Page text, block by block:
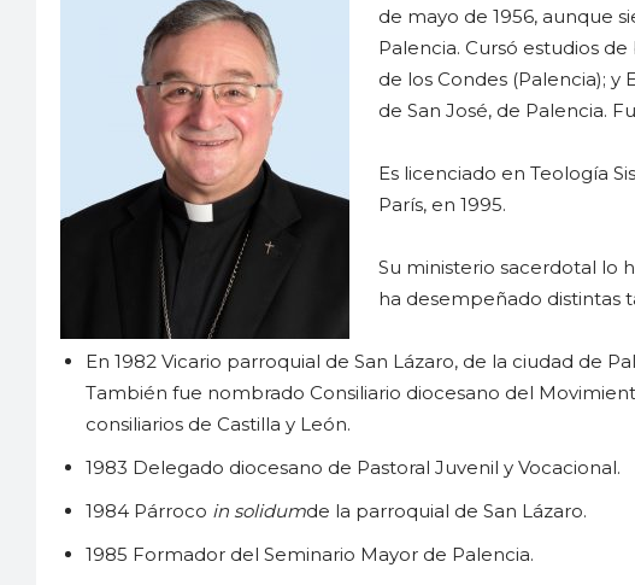
de mayo de 1956, aunque
Palencia. Cursó estudios
de los Condes (Palencia); y
de San José, de Palencia.
Es licenciado en Teología
París, en 1995.
Su ministerio sacerdotal lo
ha desempeñado distintas
En 1982 Vicario parroquial de San Lázaro, de la ciudad de
También fue nombrado Consiliario diocesano del
consiliarios de Castilla y León.
1983 Delegado diocesano de Pastoral Juvenil y Vocacional.
1984 Párroco in solidumde la parroquial de San Lázaro.
1985 Formador del Seminario Mayor de Palencia.